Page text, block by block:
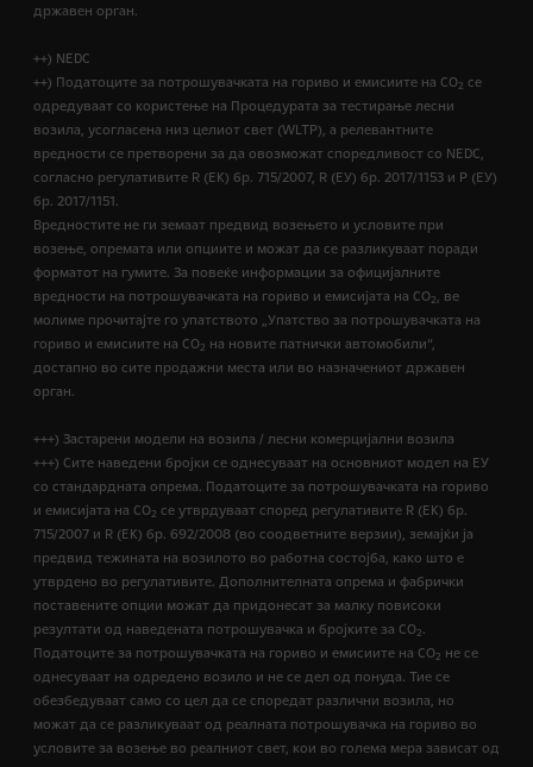
државен орган.
++) NEDC
++) Податоците за потрошувачката на гориво и емисиите на CO2 се
одредуваат со користење на Процедурата за тестирање лесни
возила, усогласена низ целиот свет (WLTP), а релевантните
вредности се претворени за да овозможат споредливост со NEDC,
согласно регулативите R (EК) бр. 715/2007, R (ЕУ) бр. 2017/1153 и Р (ЕУ)
бр. 2017/1151.
Вредностите не ги земаат предвид возењето и условите при
возење, опремата или опциите и можат да се разликуваат поради
форматот на гумите. За повеќе информации за официјалните
вредности на потрошувачката на гориво и емисијата на CO2, ве
молиме прочитајте го упатството „Упатство за потрошувачката на
гориво и емисиите на CO2 на новите патнички автомобили“,
достапно во сите продажни места или во назначениот државен
орган.
+++) Застарени модели на возила / лесни комерцијални возила
+++) Сите наведени бројки се однесуваат на основниот модел на ЕУ
со стандардната опрема. Податоците за потрошувачката на гориво
и емисијата на СО2 се утврдуваат според регулативите R (ЕК) бр.
715/2007 и R (ЕК) бр. 692/2008 (во соодветните верзии), земајќи ја
предвид тежината на возилото во работна состојба, како што е
утврдено во регулативите. Дополнителната опрема и фабрички
поставените опции можат да придонесат за малку повисоки
резултати од наведената потрошувачка и бројките за CO2.
Податоците за потрошувачката на гориво и емисиите на CO2 не се
однесуваат на одредено возило и не се дел од понуда. Тие се
обезбедуваат само со цел да се споредат различни возила, но
можат да се разликуваат од реалната потрошувачка на гориво во
условите за возење во реалниот свет, кои во голема мера зависат од